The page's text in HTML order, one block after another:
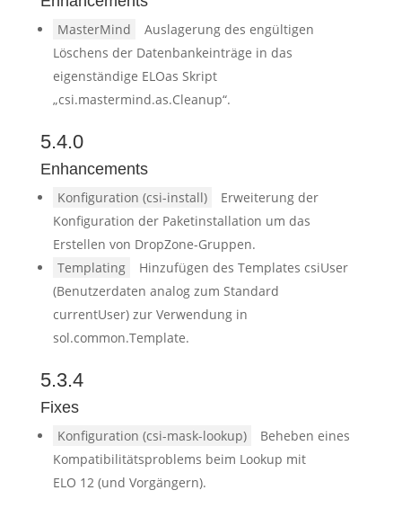
MasterMind
Auslagerung des engültigen
Löschens der Datenbankeinträge in das
eigenständige ELOas Skript
„csi.mastermind.as.Cleanup“.
5.4.0
Enhancements
Konfiguration (csi-install)
Erweiterung der
Konfiguration der Paketinstallation um das
Erstellen von DropZone-Gruppen.
Templating
Hinzufügen des Templates csiUser
(Benutzerdaten analog zum Standard
currentUser) zur Verwendung in
sol.common.Template.
5.3.4
Fixes
Konfiguration (csi-mask-lookup)
Beheben eines
Kompatibilitätsproblems beim Lookup mit
ELO 12 (und Vorgängern).